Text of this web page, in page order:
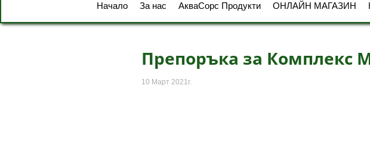
Начало За нас АкваСорс Продукти ОНЛАЙН МАГАЗИН
Препоръка за Комплекс
10 Март 2021г.